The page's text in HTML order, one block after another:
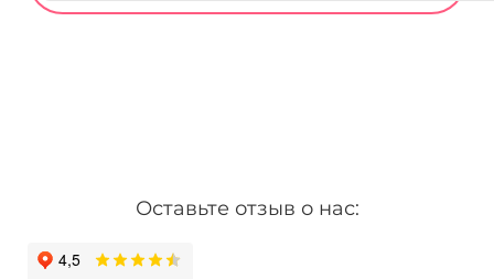
Оставьте отзыв о нас: